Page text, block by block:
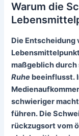
Warum die
Die Entscheidung
maßgeblich
Ruhe beeinflusst.
schwieriger
führen. Die
rückzugsortvom